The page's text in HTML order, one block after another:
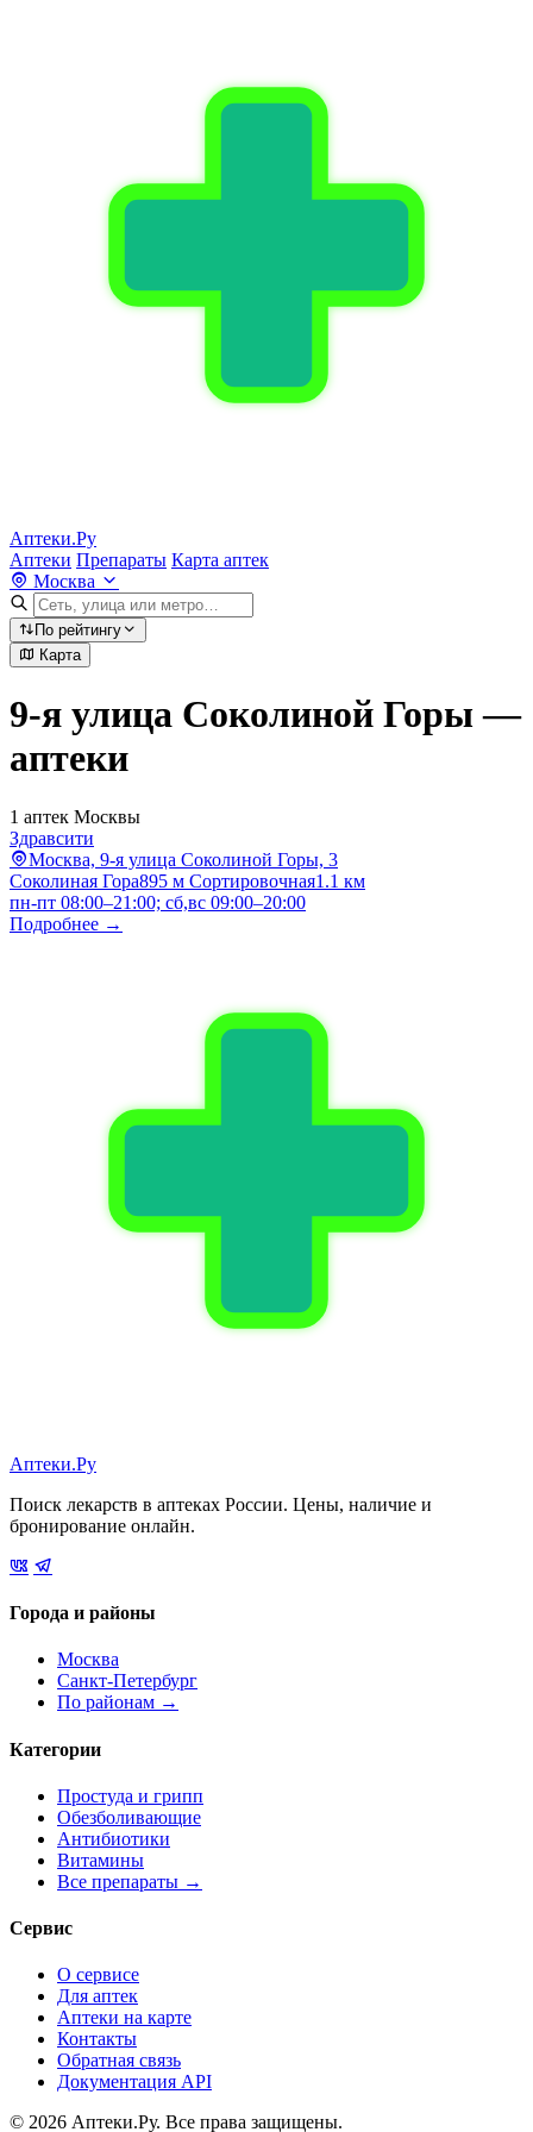
Аптеки.Ру
Аптеки Препараты Карта аптек
Москва
По рейтингу
Карта
9-я улица Соколиной Горы —
аптеки
1 аптек Москвы
Здравсити
Москва, 9-я улица Соколиной Горы, 3
Соколиная Гора895 м Сортировочная1.1 км
пн-пт 08:00–21:00; сб,вс 09:00–20:00
Подробнее →
Аптеки.Ру
Поиск лекарств в аптеках России. Цены, наличие и
бронирование онлайн.
Города и районы
Москва
Санкт-Петербург
По районам →
Категории
Простуда и грипп
Обезболивающие
Антибиотики
Витамины
Все препараты →
Сервис
О сервисе
Для аптек
Аптеки на карте
Контакты
Обратная связь
Документация API
© 2026 Аптеки.Ру. Все права защищены.